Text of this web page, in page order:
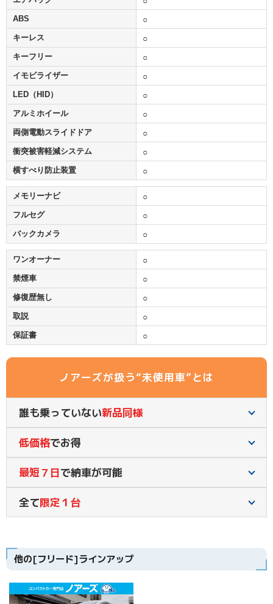
ABS ○
キーレス ○
キーフリー ○
イモビライザー ○
LED（HID） ○
アルミホイール ○
両側電動スライドドア ○
衝突被害軽減システム ○
横すべり防止装置 ○
メモリーナビ ○
フルセグ ○
バックカメラ ○
ワンオーナー ○
禁煙車 ○
修復歴無し ○
取説 ○
保証書 ○
ノアーズが扱う“未使用車”とは
誰も乗っていない新品同様
低価格でお得
最短７日で納車が可能
全て限定１台
他の[フリード]ラインアップ